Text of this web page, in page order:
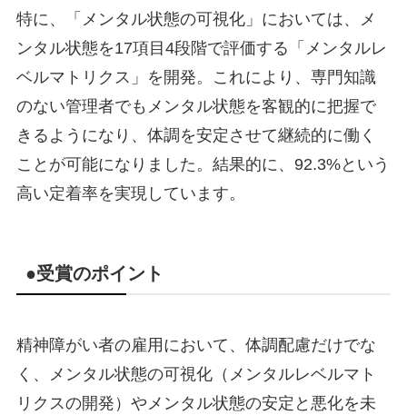
特に、「メンタル状態の可視化」においては、メ
ンタル状態を17項目4段階で評価する「メンタルレ
ベルマトリクス」を開発。これにより、専門知識
のない管理者でもメンタル状態を客観的に把握で
きるようになり、体調を安定させて継続的に働く
ことが可能になりました。結果的に、92.3%という
高い定着率を実現しています。
●受賞のポイント
精神障がい者の雇用において、体調配慮だけでな
く、メンタル状態の可視化（メンタルレベルマト
リクスの開発）やメンタル状態の安定と悪化を未